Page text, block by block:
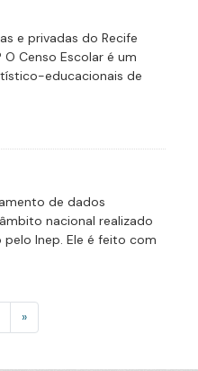
e privadas do Recife
Censo Escolar é um
educacionais de
de dados
nacional realizado
Inep. Ele é feito com
»